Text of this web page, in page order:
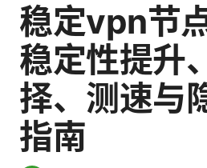
稳定vpn节
稳定性提升
择、测速与
指南